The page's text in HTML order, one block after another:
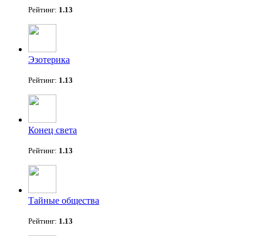
Рейтинг: 1.13
Эзотерика
Рейтинг: 1.13
Конец света
Рейтинг: 1.13
Тайные общества
Рейтинг: 1.13